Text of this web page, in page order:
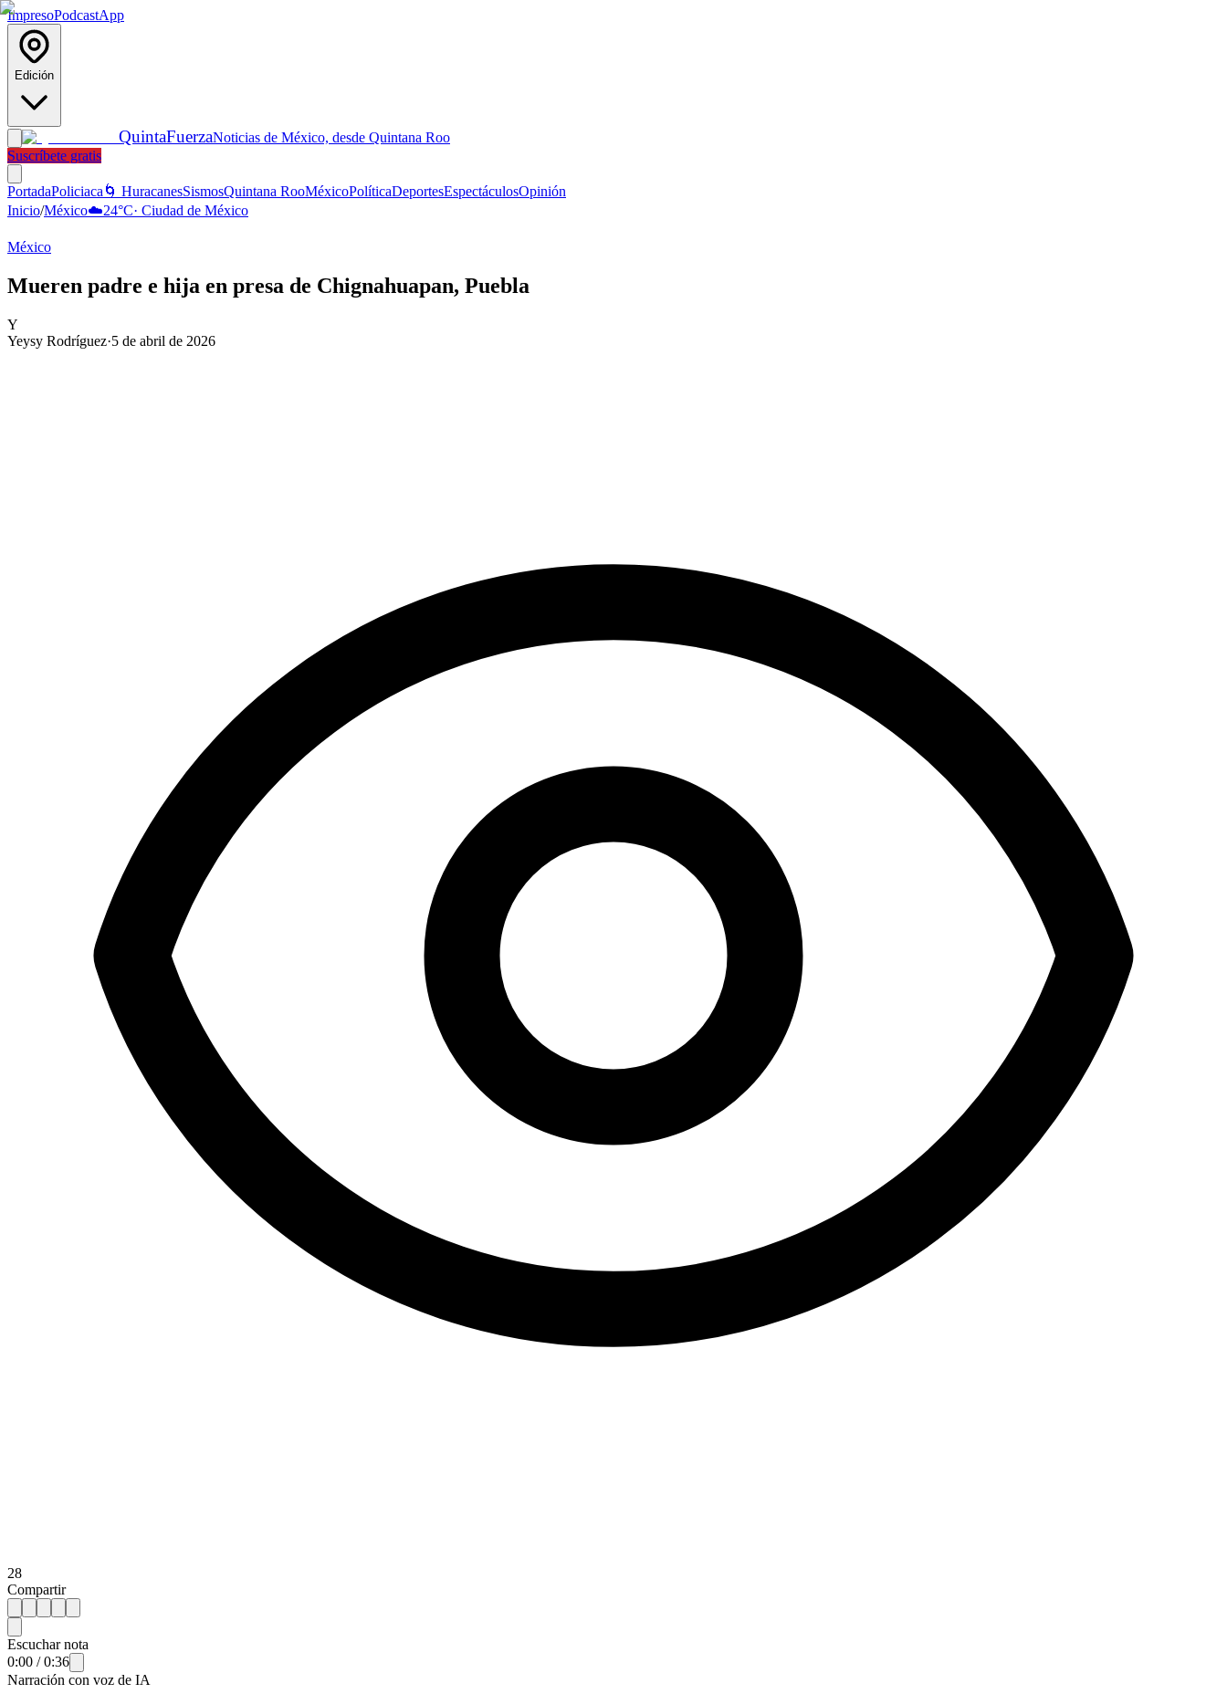
ImpresoPodcastApp
Edición
QuintaFuerzaNoticias de México, desde Quintana Roo
Suscríbete gratis
PortadaPoliciaca 🌀 HuracanesSismosQuintana RooMéxicoPolíticaDeportesEspectáculosOpinión
Inicio/México☁️24°C· Ciudad de México
México
Mueren padre e hija en presa de Chignahuapan, Puebla
Y
Yeysy Rodríguez·5 de abril de 2026
28
Compartir
Escuchar nota
0:00 /0:36
Narración con voz de IA